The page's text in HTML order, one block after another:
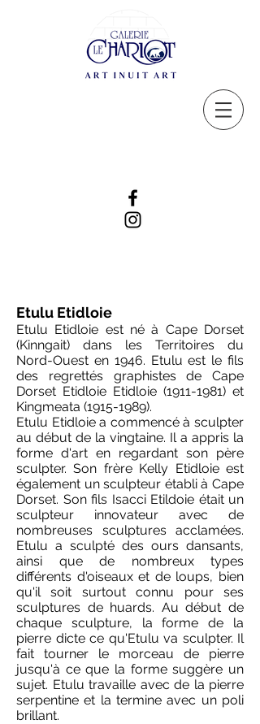
Etulu Etidloie
Etulu Etidloie est né à Cape Dorset
(Kinngait) dans les Territoires du
Nord-Ouest en 1946. Etulu est le fils
des regrettés graphistes de Cape
Dorset Etidloie Etidloie (1911-1981) et
Kingmeata (1915-1989).
Etulu Etidloie a commencé à sculpter
au début de la vingtaine. Il a appris la
forme d'art en regardant son père
sculpter. Son frère Kelly Etidloie est
également un sculpteur établi à Cape
Dorset. Son fils Isacci Etildoie était un
sculpteur innovateur avec de
nombreuses sculptures acclamées.
Etulu a sculpté des ours dansants,
ainsi que de nombreux types
différents d'oiseaux et de loups, bien
qu'il soit surtout connu pour ses
sculptures de huards. Au début de
chaque sculpture, la forme de la
pierre dicte ce qu'Etulu va sculpter. Il
fait tourner le morceau de pierre
jusqu'à ce que la forme suggère un
sujet. Etulu travaille avec de la pierre
serpentine et la termine avec un poli
brillant.